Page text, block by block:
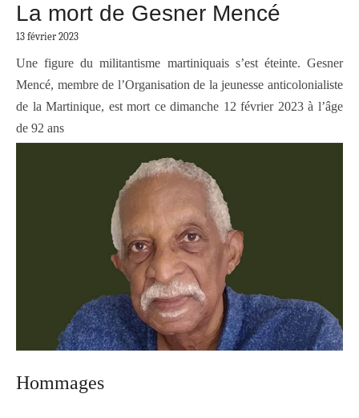
La mort de Gesner Mencé
13 février 2023
Une figure du militantisme martiniquais s’est éteinte. Gesner
Mencé, membre de l’Organisation de la jeunesse anticolonialiste
de la Martinique, est mort ce dimanche 12 février 2023 à l’âge
de 92 ans
Hommages